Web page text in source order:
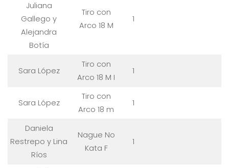
Juliana
Gallego y
Alejandra
Botía
Tiro con
Arco 18 M
1
Sara López
Tiro con
Arco 18 M I
1
Sara López
Tiro con
Arco 18 m
1
Daniela
Restrepo y Lina
Ríos
Nague No
Kata F
1